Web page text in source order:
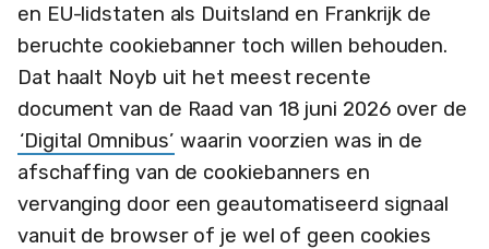
en EU-lidstaten als Duitsland en Frankrijk de
beruchte cookiebanner toch willen behouden.
Dat haalt Noyb uit het meest recente
document van de Raad van 18 juni 2026 over de
‘Digital Omnibus’ waarin voorzien was in de
afschaffing van de cookiebanners en
vervanging door een geautomatiseerd signaal
vanuit de browser of je wel of geen cookies